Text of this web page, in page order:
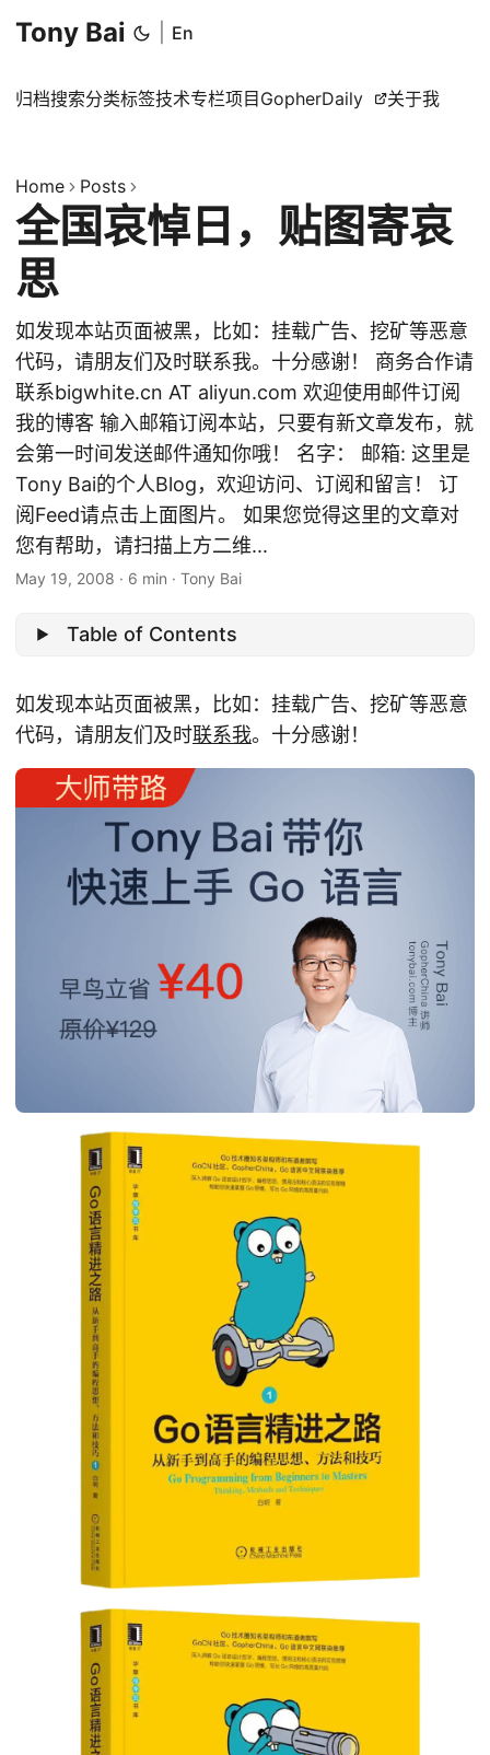
Tony Bai En
归档搜索分类标签技术专栏项目 GopherDaily 关于我
Home Posts
全国哀悼日，贴图寄哀
思
如发现本站页面被黑，比如：挂载广告、挖矿等恶意
代码，请朋友们及时联系我。十分感谢！ 商务合作请
联系bigwhite.cn AT aliyun.com 欢迎使用邮件订阅
我的博客 输入邮箱订阅本站，只要有新文章发布，就
会第一时间发送邮件通知你哦！ 名字： 邮箱: 这里是
Tony Bai的个人Blog，欢迎访问、订阅和留言！ 订
阅Feed请点击上面图片。 如果您觉得这里的文章对
您有帮助，请扫描上方二维...
May 19, 2008 · 6 min · Tony Bai
Table of Contents
如发现本站页面被黑，比如：挂载广告、挖矿等恶意
代码，请朋友们及时联系我。十分感谢！